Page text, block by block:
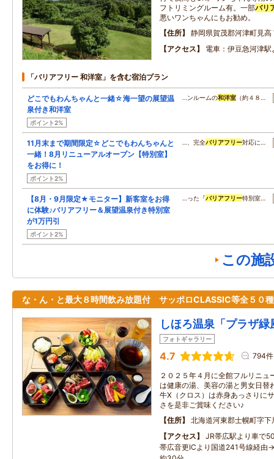
フトリミングルーム有。一部バリ
悪いワンちゃんにもお勧め。
住所
静岡県賀茂郡河津町見高
アクセス
電車：伊豆急河津
「バリアフリー 和洋室」を含む宿泊プラン
どこでもわんちゃんと一緒☆海一望の展望温
泉付き和洋室
ポイント2%
…ンルームの和洋室 （約４８…
11月末まで期間限定☆どこでもわんちゃんと
一緒！8月リニューアルオープン【特別室】
をお得に！
ポイント2%
…、完全バリアフリー対応に…
【8月・9月限定★モニター】新客室をお得
に体験♪バリアフリー＆展望温泉付き特別室
が1万円引
ポイント2%
…った『バリアフリー特別室…
この施
な・ん・と最大８時間飲み放題付 サッポロCLASSIC等全５０
しほろ温泉「プラザ緑
フォトギャラリー
4.7 794件
２０２５年４月に全館フルリニュ
は健康の湯、美容の湯と男女日替
牛Ⅹ（クロス）は赤身あっさりに
さを是非ご賞味ください♪
住所
北海道河東郡士幌町字
アクセス
JR帯広駅より車で
帯広音更ICより国道241号線経由